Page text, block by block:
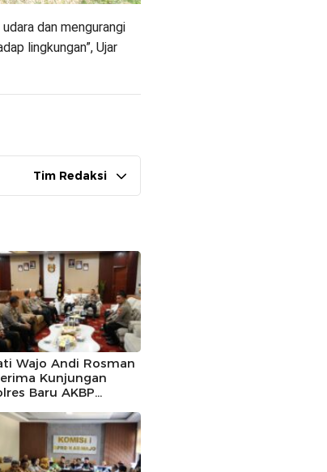
dan mengurangi
lingkungan”, Ujar
Tim Redaksi
Wajo Andi Rosman
Kunjungan
Baru AKBP
Memperkuat